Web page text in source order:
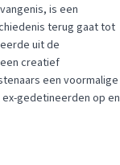
is een
terug gaat tot
uit de
creatief
een voormalige
gedetineerden op en